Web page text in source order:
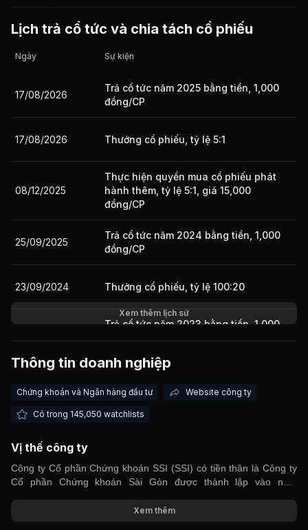
Lịch trả cổ tức và chia tách cổ phiếu
Ngày Sự kiện
17/08/2026
Trả cổ tức năm 2025 bằng tiền, 1,000
đồng/CP
17/08/2026 Thưởng cổ phiếu, tỷ lệ 5:1
08/12/2025
Thực hiện quyền mua cổ phiếu phát
hành thêm, tỷ lệ 5:1, giá 15,000
đồng/CP
25/09/2025
Trả cổ tức năm 2024 bằng tiền, 1,000
đồng/CP
23/09/2024 Thưởng cổ phiếu, tỷ lệ 100:20
Trả cổ tức năm 2023 bằng tiền, 1,000
Thực hiện quyền mua cổ phiếu phát
đồng/CP
22/06/2022
Trả cổ tức năm 2021 bằng tiền, 1,000
đồng/CP
Thực hiện quyền mua cổ phiếu phát
Xem thêm lịch sử
Thông tin doanh nghiệp
Chứng khoán và Ngân hàng đầu tư Website công ty
Có trong 145,050 watchlists
Vị thế công ty
Công ty Cổ phần Chứng khoán SSI (SSI) có tiền thân là Công ty
Cổ phần Chứng khoán Sài Gòn được thành lập vào năm
chính, chứng khoán với mạng lưới hoạt động rộng tại những
thành phố lớn như Hà Nội, Thành phố Hồ Chí Minh, Hải Phòng,
Xem thêm